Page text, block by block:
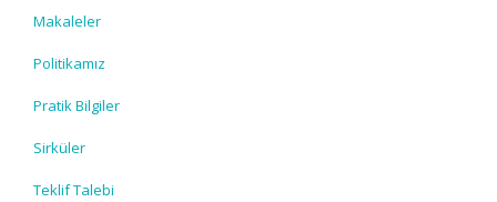
Makaleler
Politikamız
Pratik Bilgiler
Sirküler
Teklif Talebi